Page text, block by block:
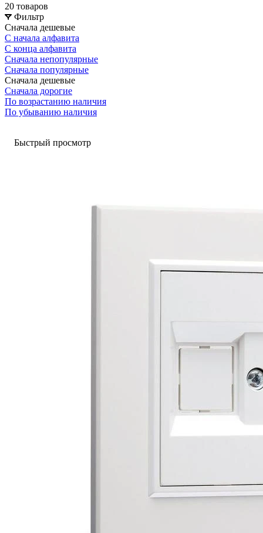
20 товаров
Фильтр
Сначала дешевые
С начала алфавита
С конца алфавита
Сначала непопулярные
Сначала популярные
Сначала дешевые
Сначала дорогие
По возрастанию наличия
По убыванию наличия
Быстрый просмотр